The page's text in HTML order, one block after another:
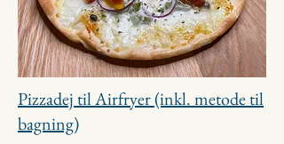
Pizzadej til Airfryer (inkl. metode til
bagning)